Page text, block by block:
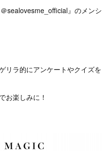
sealovesme_official』のメンシ
リラ的にアンケートやクイズを
お楽しみに！